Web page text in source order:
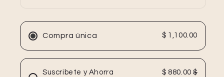
Compra única $ 1,100.00
Suscribete y Ahorra $ 880.00 $